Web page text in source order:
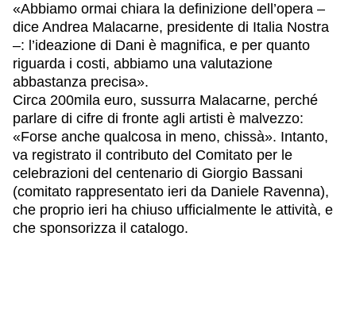
«Abbiamo ormai chiara la definizione dell’opera –
dice Andrea Malacarne, presidente di Italia Nostra
–: l’ideazione di Dani è magnifica, e per quanto
riguarda i costi, abbiamo una valutazione
abbastanza precisa».
Circa 200mila euro, sussurra Malacarne, perché
parlare di cifre di fronte agli artisti è malvezzo:
«Forse anche qualcosa in meno, chissà». Intanto,
va registrato il contributo del Comitato per le
celebrazioni del centenario di Giorgio Bassani
(comitato rappresentato ieri da Daniele Ravenna),
che proprio ieri ha chiuso ufficialmente le attività, e
che sponsorizza il catalogo.